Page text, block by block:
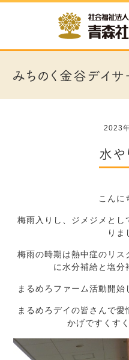
みちのく金谷デイサ
2023
水や
こんに
梅雨入りし、ジメジメとし
りま
梅雨の時期は熱中症のリス
に水分補給と塩分
まるめろファーム活動開始
まるめろデイの皆さんで
かげですくす